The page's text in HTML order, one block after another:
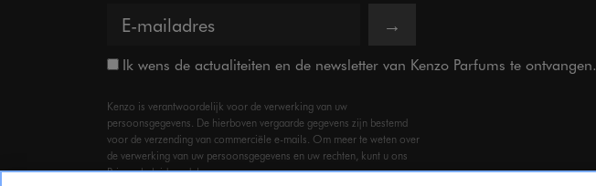
→
Ik wens de actualiteiten en de newsletter van Kenzo Parfums te ontvangen.
Kenzo is verantwoordelijk voor de verwerking van uw
persoonsgegevens. De hierboven vergaarde gegevens zijn bestemd
voor de verzending van commerciële e-mails. Om meer te weten over
de verwerking van uw persoonsgegevens en uw rechten, kunt u ons
Privacy beleid raadplegen.